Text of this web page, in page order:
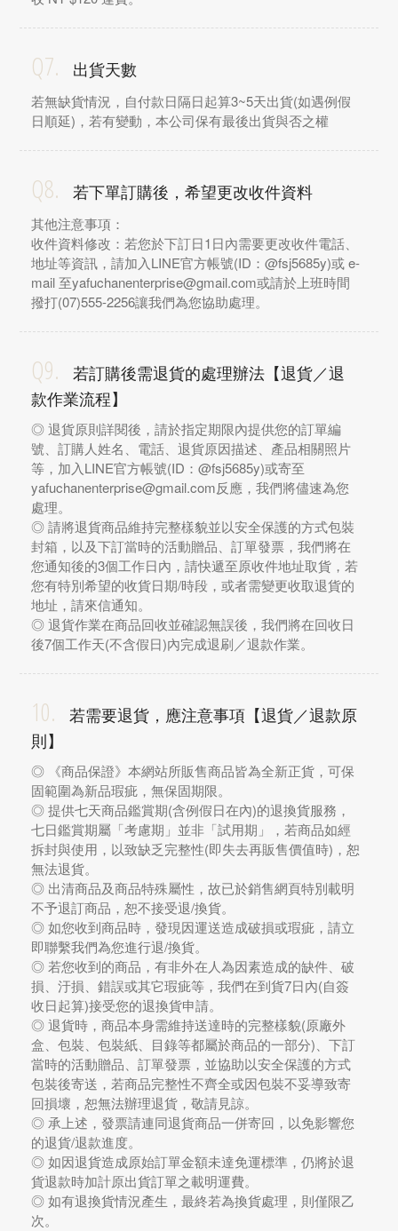
Q7. 出貨天數
若無缺貨情況，自付款日隔日起算3~5天出貨(如遇例假
日順延)，若有變動，本公司保有最後出貨與否之權
Q8. 若下單訂購後，希望更改收件資料
其他注意事項：
收件資料修改：若您於下訂日1日內需要更改收件電話、
地址等資訊，請加入LINE官方帳號(ID：@fsj5685y)或 e-
mail 至yafuchanenterprise@gmail.com或請於上班時間
撥打(07)555-2256讓我們為您協助處理。
Q9.
若訂購後需退貨的處理辦法【退貨／退
款作業流程】
◎ 退貨原則詳閱後，請於指定期限內提供您的訂單編
號、訂購人姓名、電話、退貨原因描述、產品相關照片
等，加入LINE官方帳號(ID：@fsj5685y)或寄至
yafuchanenterprise@gmail.com反應，我們將儘速為您
處理。
◎ 請將退貨商品維持完整樣貌並以安全保護的方式包裝
封箱，以及下訂當時的活動贈品、訂單發票，我們將在
您通知後的3個工作日內，請快遞至原收件地址取貨，若
您有特別希望的收貨日期/時段，或者需變更收取退貨的
地址，請來信通知。
◎ 退貨作業在商品回收並確認無誤後，我們將在回收日
後7個工作天(不含假日)內完成退刷／退款作業。
10.
若需要退貨，應注意事項【退貨／退款原
則】
◎ 《商品保證》本網站所販售商品皆為全新正貨，可保
固範圍為新品瑕疵，無保固期限。
◎ 提供七天商品鑑賞期(含例假日在內)的退換貨服務，
七日鑑賞期屬「考慮期」並非「試用期」，若商品如經
拆封與使用，以致缺乏完整性(即失去再販售價值時)，恕
無法退貨。
◎ 出清商品及商品特殊屬性，故已於銷售網頁特別載明
不予退訂商品，恕不接受退/換貨。
◎ 如您收到商品時，發現因運送造成破損或瑕疵，請立
即聯繫我們為您進行退/換貨。
◎ 若您收到的商品，有非外在人為因素造成的缺件、破
損、汙損、錯誤或其它瑕疵等，我們在到貨7日內(自簽
收日起算)接受您的退換貨申請。
◎ 退貨時，商品本身需維持送達時的完整樣貌(原廠外
盒、包裝、包裝紙、目錄等都屬於商品的一部分)、下訂
當時的活動贈品、訂單發票，並協助以安全保護的方式
包裝後寄送，若商品完整性不齊全或因包裝不妥導致寄
回損壞，恕無法辦理退貨，敬請見諒。
◎ 承上述，發票請連同退貨商品一併寄回，以免影響您
的退貨/退款進度。
◎ 如因退貨造成原始訂單金額未達免運標準，仍將於退
貨退款時加計原出貨訂單之載明運費。
◎ 如有退換貨情況產生，最終若為換貨處理，則僅限乙
次。